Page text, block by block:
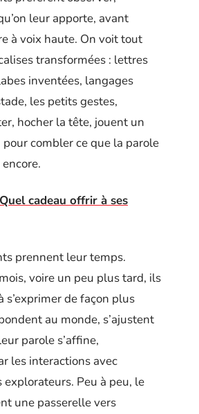
leur apporte, avant
à voix haute. On voit tout
transformées : lettres
inventées, langages
les petits gestes,
hocher la tête, jouent un
combler ce que la parole
Quel cadeau offrir à ses
prennent leur temps.
voire un peu plus tard, ils
s’exprimer de façon plus
au monde, s’ajustent
parole s’affine,
les interactions avec
explorateurs. Peu à peu, le
une passerelle vers